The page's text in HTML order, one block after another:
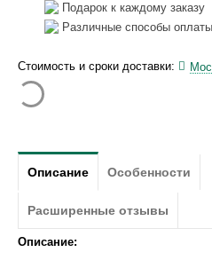
Подарок к каждому заказу
Различные способы оплаты
Стоимость и сроки доставки:
Описание Особенности
Расширенные отзывы
Описание: